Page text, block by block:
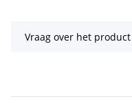
Vraag over het product